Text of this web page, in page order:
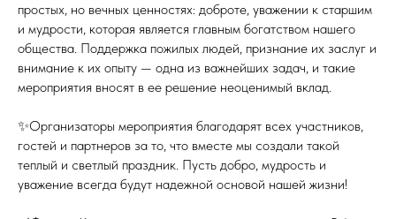
простых, но вечных ценностях: доброте, уважении к старшим
и мудрости, которая является главным богатством нашего
общества. Поддержка пожилых людей, признание их заслуг и
внимание к их опыту — одна из важнейших задач, и такие
мероприятия вносят в ее решение неоценимый вклад.
✨Организаторы мероприятия благодарят всех участников,
гостей и партнеров за то, что вместе мы создали такой
теплый и светлый праздник. Пусть добро, мудрость и
уважение всегда будут надежной основой нашей жизни!